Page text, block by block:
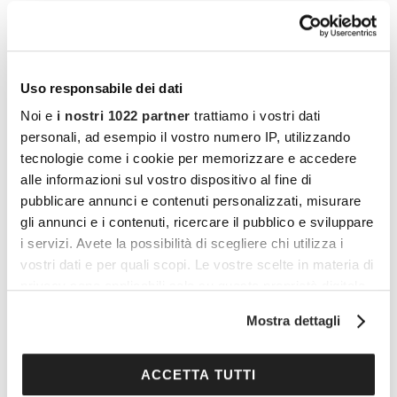
Uso responsabile dei dati
Noi e i nostri 1022 partner trattiamo i vostri dati
personali, ad esempio il vostro numero IP, utilizzando
tecnologie come i cookie per memorizzare e accedere
alle informazioni sul vostro dispositivo al fine di
pubblicare annunci e contenuti personalizzati, misurare
gli annunci e i contenuti, ricercare il pubblico e sviluppare
i servizi. Avete la possibilità di scegliere chi utilizza i
vostri dati e per quali scopi. Le vostre scelte in materia di
modificare o revocare il proprio consenso in qualsiasi
sull'icona di attivazione della privacy.
Mostra dettagli
ACCETTA TUTTI
I vantaggi di essere un
Cocooners